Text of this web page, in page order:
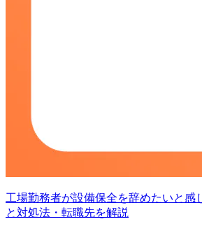
工場勤務者が設備保全を辞めたいと感
と対処法・転職先を解説